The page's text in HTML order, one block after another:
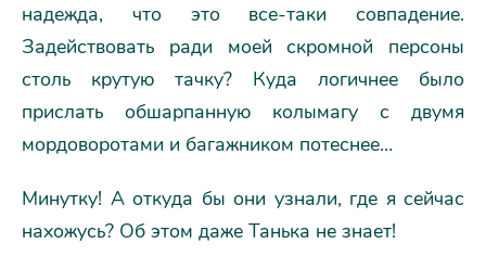
надежда, что это все-таки совпадение.
Задействовать ради моей скромной персоны
столь крутую тачку? Куда логичнее было
прислать обшарпанную колымагу с двумя
мордоворотами и багажником потеснее…
Минутку! А откуда бы они узнали, где я сейчас
нахожусь? Об этом даже Танька не знает!